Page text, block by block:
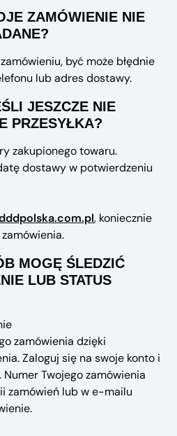
ZAMÓWIENIE NIE
być może błędnie
lub adres dostawy.
JESZCZE NIE
PRZESYŁKA?
zakupionego towaru.
dostawy w potwierdzeniu
, koniecznie
MOGĘ ŚLEDZIĆ
LUB STATUS
zamówienia dzięki
Zaloguj się na swoje konto i
Twojego zamówienia
zamówień lub w e-mailu